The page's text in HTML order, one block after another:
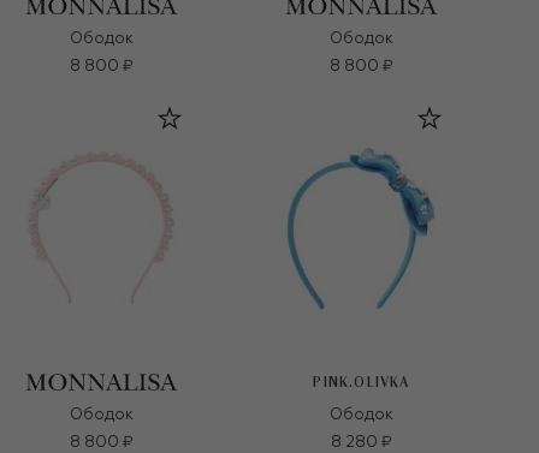
Ободок
8 800 ₽
Ободок
8 800 ₽
Ободок
8 800 ₽
PINK.OLIVKA
Ободок
8 280 ₽